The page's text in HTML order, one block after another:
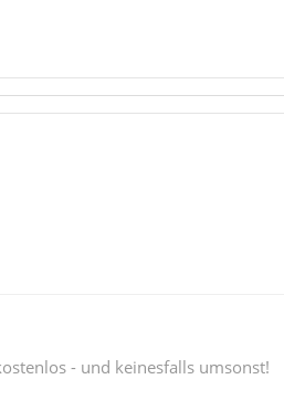
- und keinesfalls umsonst!